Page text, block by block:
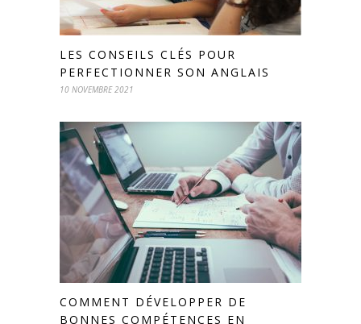
LES CONSEILS CLÉS POUR
PERFECTIONNER SON ANGLAIS
10 NOVEMBRE 2021
COMMENT DÉVELOPPER DE
BONNES COMPÉTENCES EN